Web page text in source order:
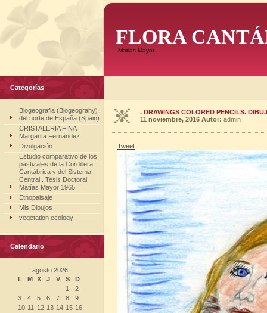
FLORA
Matias Mayor
Categorías
Biogeografia (Biogeograhy)
del norte de España (Spain)
CRISTALERIA FINA
Margarita Fernández
Divulgación
Estudio comparativo de los
pastizales de la Cordillera
Cantábrica y del Sistema
Central . Tesis Doctoral
Matías Mayor 1965
Etnopaisaje
Mis Dibujos
vegetation ecology
Calendario
agosto 2026
L
M X J V S
D
1
2
3
4 5 6 7 8
9
10 11 12 13 14 15 16
. DRAWINGS COLORED PENCILS.
11 noviembre, 2016 Autor: admin
Tweet